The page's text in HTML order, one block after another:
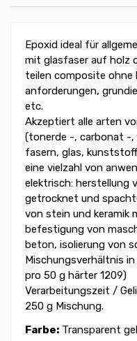
Epoxid ideal für
mit glasfaser auf holz
teilen composite ohne
anforderungen,
etc.
Akzeptiert alle arten
(tonerde -, carbonat -,
fasern, glas,
eine vielzahl von
elektrisch: herstellung
getrocknet und
von stein und keramik
befestigung von
beton, isolierung von
Mischungsverhältnis
pro 50 g härter 1209)
Verarbeitungszeit /
250 g Mischung.
Farbe: Transparent